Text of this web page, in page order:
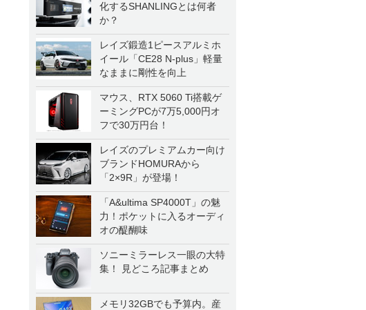
化するSHANLINGとは何者
か？
レイズ鍛造1ピースアルミホ
イール「CE28 N-plus」軽量
なままに剛性を向上
マウス、RTX 5060 Ti搭載ゲ
ーミングPCが7万5,000円オ
フで30万円台！
レイズのプレミアムカー向け
ブランドHOMURAから
「2×9R」が登場！
「A&ultima SP4000T」の魅
力！ポケットに入るオーディ
オの醍醐味
ソニーミラーレス一眼の大特
集！ 見どころ記事まとめ
メモリ32GBでも予算内。産